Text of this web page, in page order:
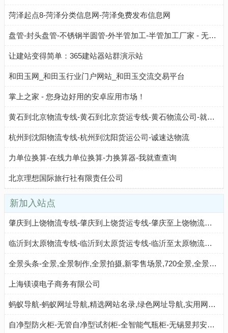
菏泽起点8-菏泽分类信息网-菏泽免费发布信息网
盘管-封头盘管-不锈钢半圆管-外半管加工-半管加工厂家 - 无锡龙贤机械制造有限公司
让建站变得简单：365建站器站群演示站
和田玉网_和田玉行业门户网站_和田玉交流交易平台
掌上之家 - 您身边好用的安卓应用市场！
黄石到北京物流专线-黄石到北京货运专线-黄石物流公司-就发物流网
杭州到沈阳物流专线-杭州到沈阳货运公司-诚速达物流
力单位换算-在线力单位换算-力换算器-我就查查询
北京理想国际旅行社有限责任公司
新加入站点
肇庆到上饶物流专线-肇庆到上饶货运专线-肇庆至上饶物流公司-就发物流网
临沂到太原物流专线-临沂到太原货运专线-临沂至太原物流公司-就发物流网
全景头条-全景,全景制作,全景拍摄,新零售场景,720全景,全景头条-建材之家 JC68.COM®
上海镁谟电子商务有限公司
蚂蚁导航-蚂蚁网址导航,精选网站名录,绿色网址导航,实用网站大全
自净型防火柜-无管自净型试剂柜-全智能气瓶柜-无锡昱邦安保科技有限公司